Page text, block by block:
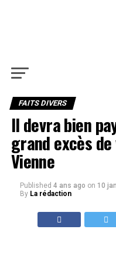
FAITS DIVERS
Il devra bien
grand excès
Vienne
Published 4 ans ago on 10
By La rédaction